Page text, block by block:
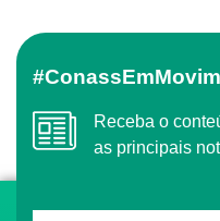
Receba o conteúdo semanal do Conass com
as principais